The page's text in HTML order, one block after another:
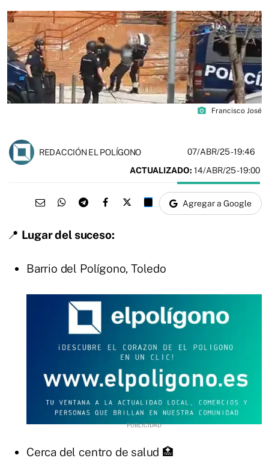
photo_camera Francisco José
REDACCIÓN EL POLÍGONO 07/ABR/25- 19:46
ACTUALIZADO: 14/ABR/25 - 19:00
Agregar a Google
📍 Lugar del suceso:
Barrio del Polígono, Toledo
Cerca del centro de salud 🏥